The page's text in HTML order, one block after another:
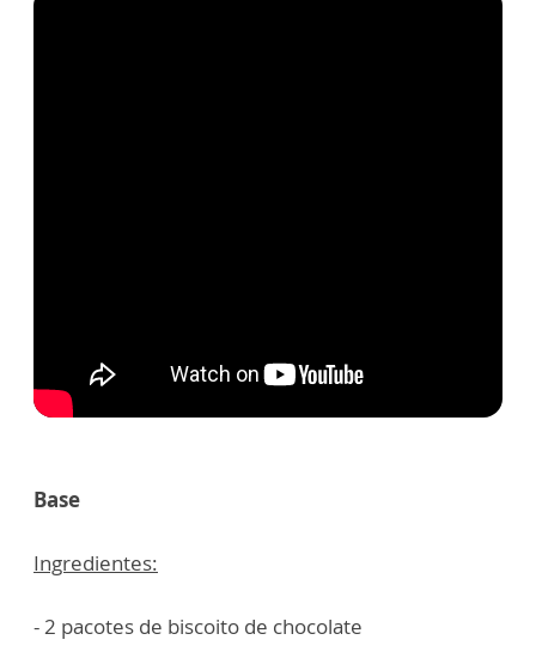
Base
Ingredientes:
- 2 pacotes de biscoito de chocolate